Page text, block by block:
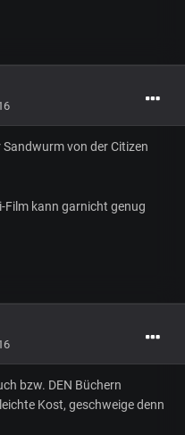
von der Citizen
Film kann garnicht genug
bzw. DEN Büchern
Kost, geschweige denn